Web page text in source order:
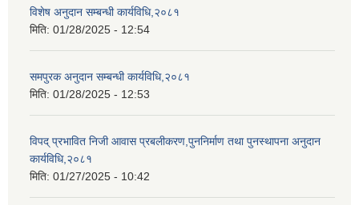
विशेष अनुदान सम्बन्धी कार्यविधि,२०८१
मिति: 01/28/2025 - 12:54
समपुरक अनुदान सम्बन्धी कार्यविधि,२०८१
मिति: 01/28/2025 - 12:53
विपद् प्रभावित निजी आवास प्रबलीकरण,पुननिर्माण तथा पुनस्थापना अनुदान
कार्यविधि,२०८१
मिति: 01/27/2025 - 10:42